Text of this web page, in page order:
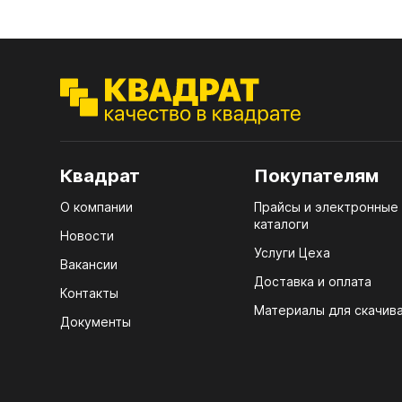
7.5.
R3
Квадрат
О компании
Новости
Вакансии
Контакты
Документы
Покупателям
Прайсы и электронные
каталоги
Услуги Цеха
Доставка и оплата
Материалы для